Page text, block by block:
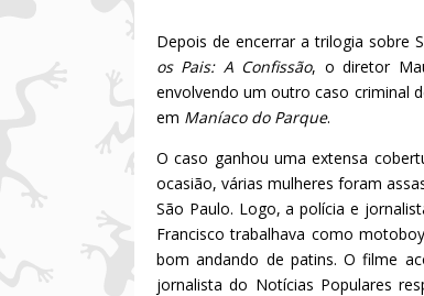
Depois de encerrar a trilogia sobre
os Pais: A Confissão, o diretor
envolvendo um outro caso criminal
em Maníaco do Parque.
O caso ganhou uma extensa
ocasião, várias mulheres foram
São Paulo. Logo, a polícia e
Francisco trabalhava como
bom andando de patins. O filme
jornalista do Notícias Populares